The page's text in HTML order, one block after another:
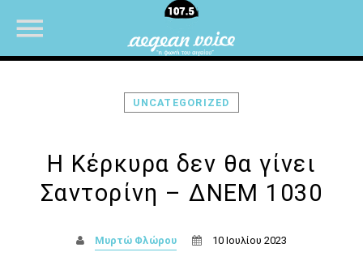
UNCATEGORIZED
Η Κέρκυρα δεν θα γίνει
Σαντορίνη – ΔΝΕΜ 1030
Μυρτώ Φλώρου 10 Ιουλίου 2023